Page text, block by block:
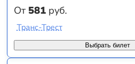
От 581 руб.
Выбрать билет
Транс-Трест